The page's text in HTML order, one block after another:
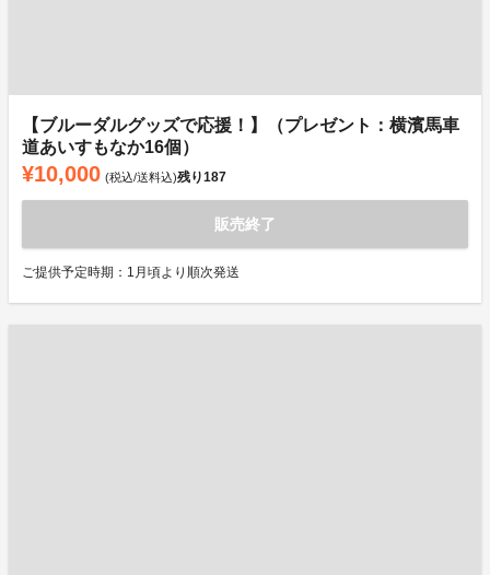
【ブルーダルグッズで応援！】（プレゼント：横濱馬車
道あいすもなか16個）
¥10,000 (税込/送料込)残り187
販売終了
ご提供予定時期：1月頃より順次発送